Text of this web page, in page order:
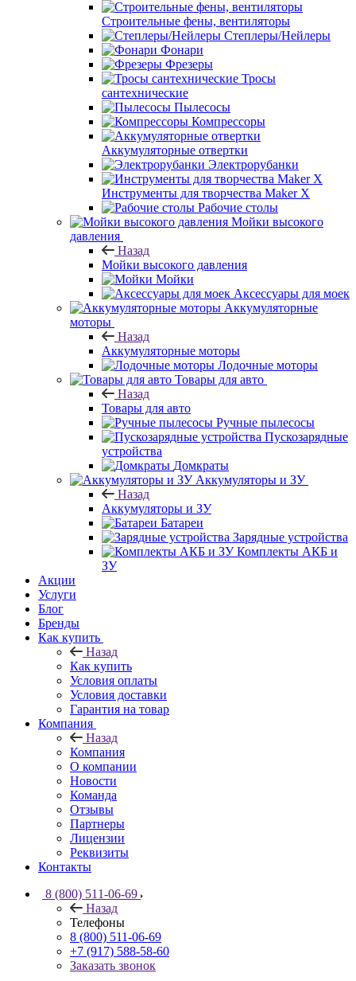
Строительные фены, вентиляторы
Степлеры/Нейлеры
Фонари
Фрезеры
Тросы
сантехнические
Пылесосы
Компрессоры
Аккумуляторные отвертки
Электрорубанки
Инструменты для творчества Maker X
Рабочие столы
Мойки высокого
давления
Назад
Мойки высокого давления
Мойки
Аксессуары для моек
Аккумуляторные
моторы
Назад
Аккумуляторные моторы
Лодочные моторы
Товары для авто
Назад
Товары для авто
Ручные пылесосы
Пускозарядные
устройства
Домкраты
Аккумуляторы и ЗУ
Назад
Аккумуляторы и ЗУ
Батареи
Зарядные устройства
Комплекты АКБ и
ЗУ
Акции
Услуги
Блог
Бренды
Как купить
Назад
Как купить
Условия оплаты
Условия доставки
Гарантия на товар
Компания
Назад
Компания
О компании
Новости
Команда
Отзывы
Партнеры
Лицензии
Реквизиты
Контакты
8 (800) 511-06-69
Назад
Телефоны
8 (800) 511-06-69
+7 (917) 588-58-60
Заказать звонок